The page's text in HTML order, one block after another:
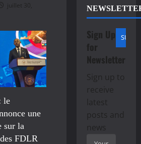
juillet 30,
le
une
sur la
FDLR
Sign Up
for
Newsletter
Sign up to
receive
latest
posts and
news